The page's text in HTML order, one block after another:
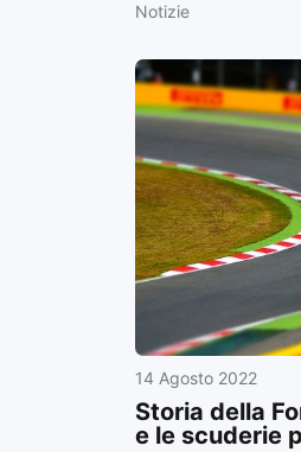
Notizie
14 Agosto 2022
Storia della
e le scuderie